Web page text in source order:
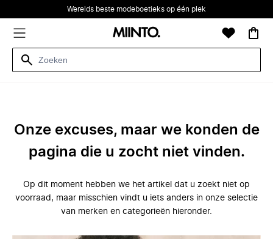
Werelds beste modeboetieks op één plek
Onze excuses, maar we konden de
pagina die u zocht niet vinden.
Op dit moment hebben we het artikel dat u zoekt niet op
voorraad, maar misschien vindt u iets anders in onze selectie
van merken en categorieën hieronder.